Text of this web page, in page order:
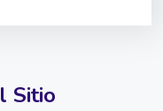
Sitio